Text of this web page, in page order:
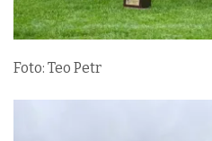
Foto: Teo Petr